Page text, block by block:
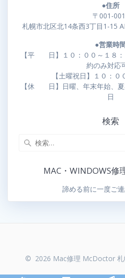
●住所
〒001-
札幌市北区北14条西3丁目1-15
●営業時
【平 日】１０：００～１８：
約のみ対応
【土曜祝日】１０：０
【休 日】日曜、年末年始、夏
日
検索
MAC・WINDOWS修
諦める前に一度ご
© 2026 Mac修理 McDoctor 札